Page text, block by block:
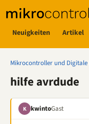
Neuigkeiten Artikel
Mikrocontroller und
hilfe avrdude
K kwintoGast